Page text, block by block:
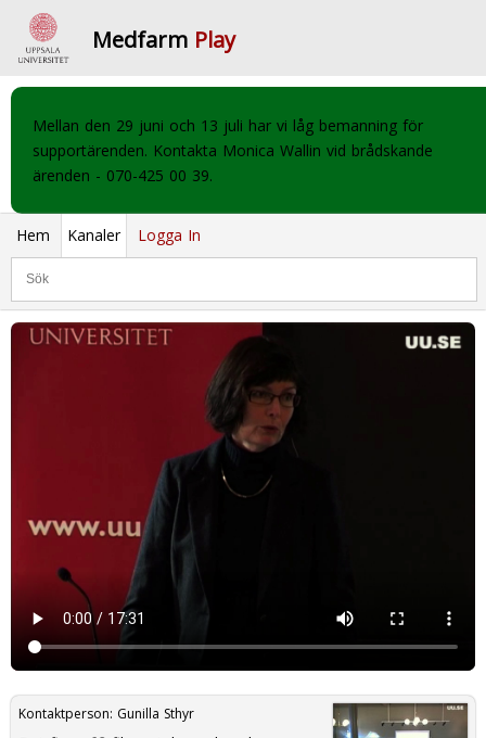
Medfarm Play
Mellan den 29 juni och 13 juli har vi låg bemanning för
supportärenden. Kontakta Monica Wallin vid brådskande
ärenden - 070-425 00 39.
Hem Kanaler Logga In
Kontaktperson: Gunilla Sthyr